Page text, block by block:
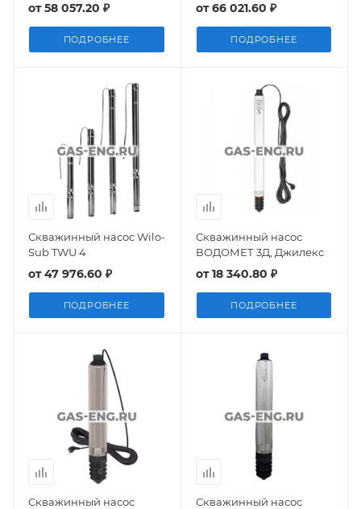
от58 057.20 ₽
ПОДРОБНЕЕ
от66 021.60 ₽
ПОДРОБНЕЕ
Скважинный насос Wilo-
Sub TWU 4
от47 976.60 ₽
ПОДРОБНЕЕ
Скважинный насос
ВОДОМЕТ 3Д, Джилекс
от18 340.80 ₽
ПОДРОБНЕЕ
Скважинный насос
Скважинный насос